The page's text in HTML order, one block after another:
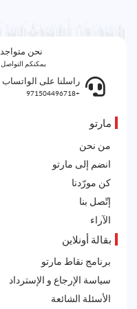
نحن
يمكنكم التواصل
راسلنا على الواتساب
+971504496718
مارتو
من نحن
انضم إلى مارتو
كن مورّدنا
إتّصل بنا
الآراء
بقالة أونلاين
برنامج نقاط مارتو
سياسة الإرجاع و الإسترداد
الأسئلة الشائعة